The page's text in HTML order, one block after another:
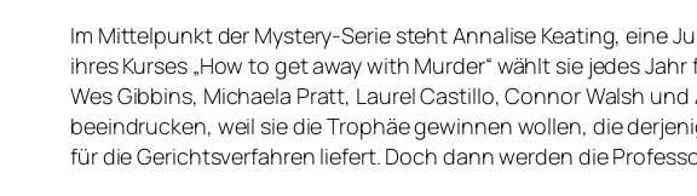
Im Mittelpunkt der Mystery-Serie steht Annalise Keating, eine
ihres Kurses „How to get away with Murder“ wählt sie jedes
Wes Gibbins, Michaela Pratt, Laurel Castillo, Connor Walsh
beeindrucken, weil sie die Trophäe gewinnen wollen, die
für die Gerichtsverfahren liefert. Doch dann werden die